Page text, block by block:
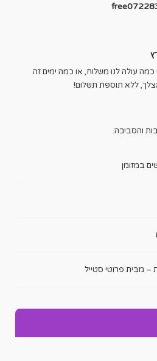
עולה לנו משלוח, או כמה ימים זה
והסביבה.
במזומן
מבית פרוטי סטייל